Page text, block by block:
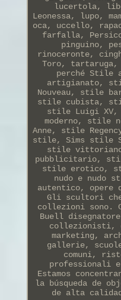
lucertola,
Leonessa, lupo,
oca, uccello,
farfalla,
pinguino,
rinoceronte,
Toro, tartaruga,
perché Stile
artigianato,
Nouveau, stile
stile cubista,
stile Luigi
moderno, stile
Anne, stile
stile, Sims stile
stile
pubblicitario,
stile erotico,
nudo e nudo
autentico, opere
Gli scultori
collezioni sono.
Buell
collezionisti,
marketing,
gallerie,
comuni,
professionali e
Estamos
la búsqueda de
de alta